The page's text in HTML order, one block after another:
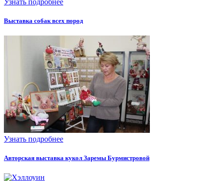
Выставка собак всех пород
Узнать подробнее
Авторская выставка кукол Заремы Бурмистровой